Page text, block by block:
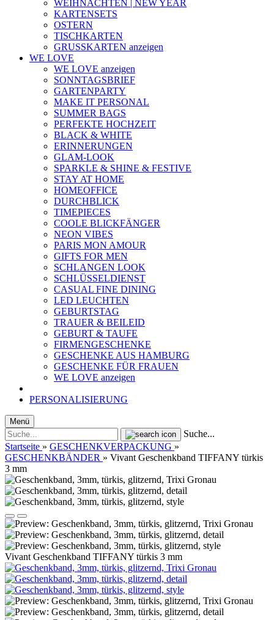
WEIHNACHTEN | NEW YEAR
KARTENSETS
OSTERN
TISCHKARTEN
GRUSSKARTEN anzeigen
WE LOVE
WE LOVE anzeigen
SONNTAGSBRIEF
GARTENPARTY
MAKE IT PERSONAL
SUMMER BAGS
PERFEKTE HOCHZEIT
BLACK & WHITE
ERINNERUNGEN
GLAM-LOOK
SPARKLE & SHINE & FESTIVE
STAY AT HOME
HOMEOFFICE
DURCHBLICK
TIMEPIECES
COOLE BLICKFÄNGER
NEON VIBES
PARIS MON AMOUR
GIFTS FOR MEN
SCHLANGEN LOOK
SCHLÜSSELDIENST
CASUAL FINE DINING
LED LEUCHTEN
GEBURTSTAG
TRAUER & BEILEID
GEBURT & TAUFE
FIRMENGESCHENKE
GESCHENKE AUS HAMBURG
GESCHENKE FÜR FRAUEN
WE LOVE anzeigen
PERSONALISIERUNG
Menü
Suche...
Startseite » GESCHENKVERPACKUNG »
GESCHENKBÄNDER » Vivant Geschenkband TIFFANY türkis
3 mm
Vivant Geschenkband TIFFANY türkis 3 mm